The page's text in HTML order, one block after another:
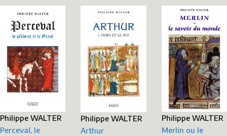
Philippe WALTER
Perceval, le
Philippe WALTER
Arthur
Philippe WALTER
Merlin ou le